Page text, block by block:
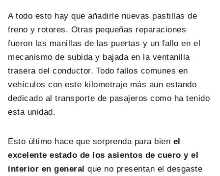
A todo esto hay que añadirle nuevas pastillas de
freno y rotores. Otras pequeñas reparaciones
fueron las manillas de las puertas y un fallo en el
mecanismo de subida y bajada en la ventanilla
trasera del conductor. Todo fallos comunes en
vehículos con este kilometraje más aun estando
dedicado al transporte de pasajeros como ha tenido
esta unidad.
Esto último hace que sorprenda para bien el
excelente estado de los asientos de cuero y el
interior en general que no presentan el desgaste